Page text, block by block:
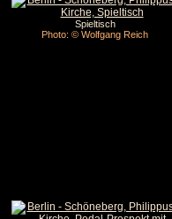
Spieltisch
Photo: © Wolfgang Reich